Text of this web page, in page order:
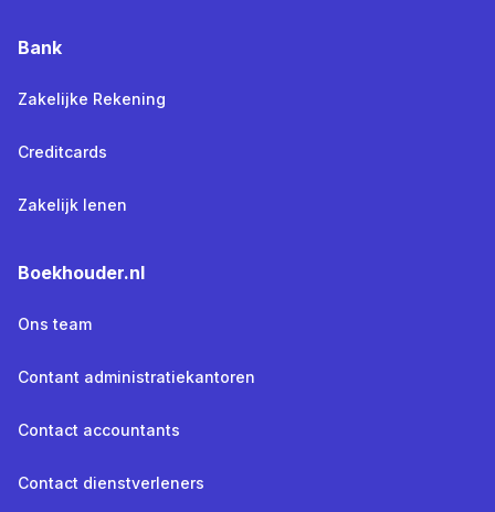
Bank
Zakelijke Rekening
Creditcards
Zakelijk lenen
Boekhouder.nl
Ons team
Contant administratiekantoren
Contact accountants
Contact dienstverleners